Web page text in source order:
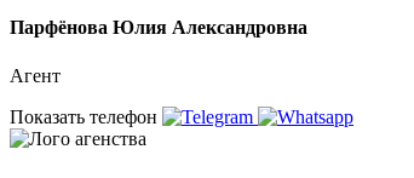
Парфёнова Юлия Александровна
Агент
Показать телефон